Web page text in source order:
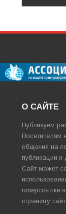
О САЙТЕ
Публикуем
Посетителям
общения на
публикации и
Сайт может
гиперссылки
страницу